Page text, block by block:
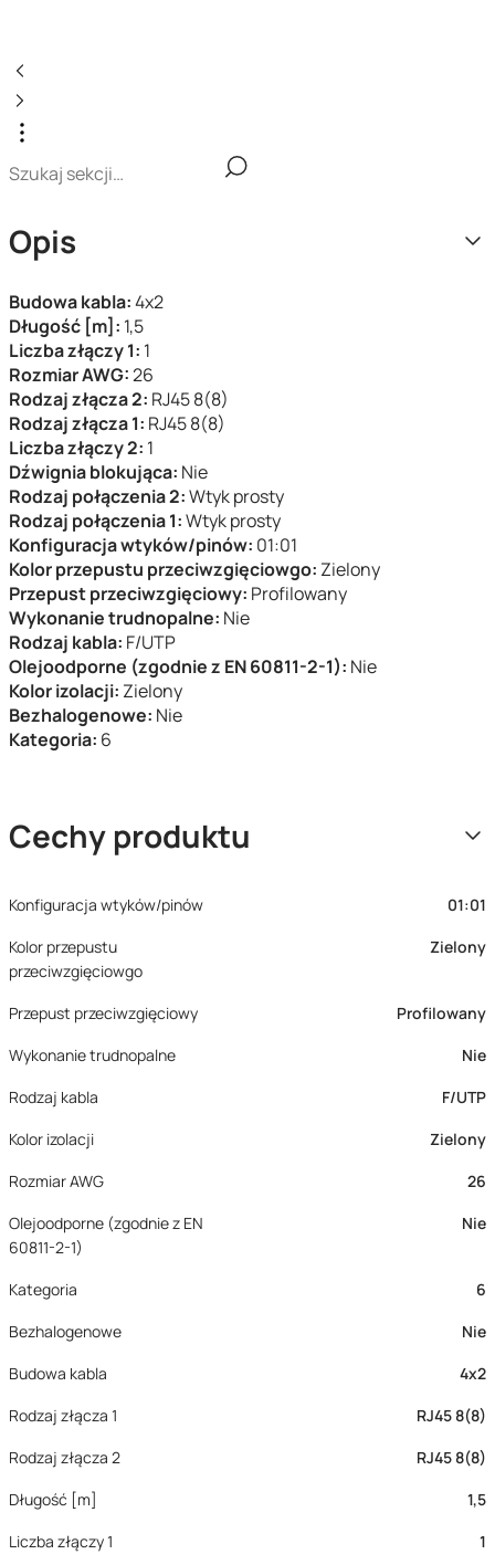
Opis
Budowa kabla:4x2
Długość [m]: 1,5
Liczba złączy 1: 1
Rozmiar AWG:26
Rodzaj złącza 2: RJ45 8(8)
Rodzaj złącza 1: RJ45 8(8)
Liczba złączy 2: 1
Dźwignia blokująca: Nie
Rodzaj połączenia 2:Wtyk prosty
Rodzaj połączenia 1:Wtyk prosty
Konfiguracja wtyków/pinów: 01:01
Kolor przepustu przeciwzgięciowgo: Zielony
Przepust przeciwzgięciowy: Profilowany
Wykonanie trudnopalne: Nie
Rodzaj kabla: F/UTP
Olejoodporne (zgodnie z EN 60811-2-1): Nie
Kolor izolacji: Zielony
Bezhalogenowe: Nie
Kategoria: 6
Cechy produktu
Konfiguracja wtyków/pinów
01:01
Kolor przepustu
przeciwzgięciowgo
Zielony
Przepust przeciwzgięciowy
Profilowany
Wykonanie trudnopalne
Nie
Rodzaj kabla
F/UTP
Kolor izolacji
Zielony
Rozmiar AWG
26
Olejoodporne (zgodnie z EN
60811-2-1)
Nie
Kategoria
6
Bezhalogenowe
Nie
Budowa kabla
4x2
Rodzaj złącza 1
RJ45 8(8)
Rodzaj złącza 2
RJ45 8(8)
Długość [m]
1,5
Liczba złączy 1
1